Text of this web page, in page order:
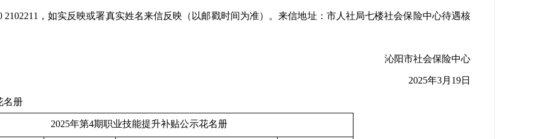
，如实反映或署真实姓名来信反映（以邮戳时间为准）。来信地址：市人社局七楼社会保险中心待遇核
沁阳市社会保险中心
2025年3月19日
名册
2025年第4期职业技能提升补贴公示花名册